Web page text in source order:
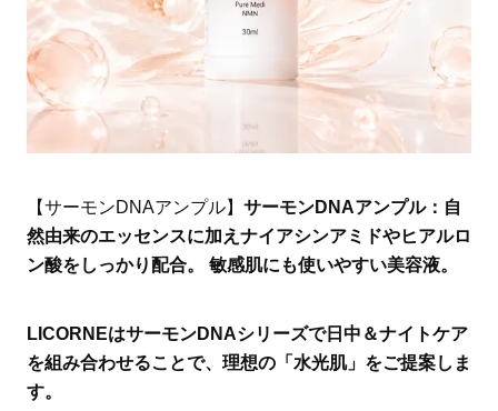
【サーモンDNAアンプル】 サーモンDNAアンプル：自
然由来のエッセンスに加えナイアシンアミドやヒアルロ
ン酸をしっかり配合。 敏感肌にも使いやすい美容液。
LICORNEはサーモンDNAシリーズで日中＆ナイトケア
を組み合わせることで、理想の「水光肌」をご提案しま
す。